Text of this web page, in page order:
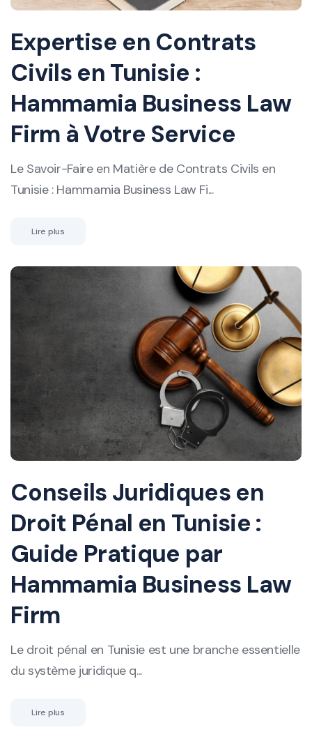
Expertise en Contrats
Civils en Tunisie :
Hammamia Business Law
Firm à Votre Service
Le Savoir-Faire en Matière de Contrats Civils en
Tunisie : Hammamia Business Law Fi...
Lire plus
Conseils Juridiques en
Droit Pénal en Tunisie :
Guide Pratique par
Hammamia Business Law
Firm
Le droit pénal en Tunisie est une branche essentielle
du système juridique q...
Lire plus